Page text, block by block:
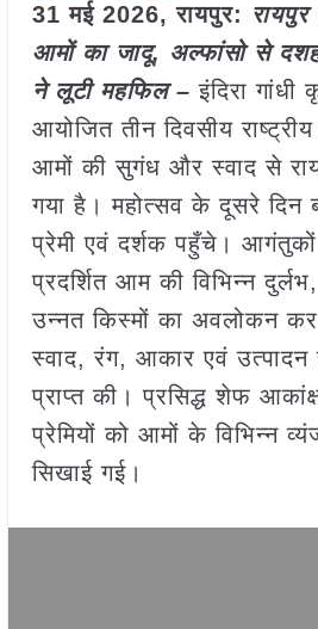
31 मई 2026, रायपुर:
आमों का जादू, अल्फांसो से
ने लूटी महफिल –इंदिरा गांधी
आयोजित तीन दिवसीय
आमों की सुगंध और स्वाद से
गया है। महोत्सव के दूसरे दिन
प्रेमी एवं दर्शक पहुँचे। आगंतुकों
प्रदर्शित आम की विभिन्न
उन्नत किस्मों का अवलोकन
स्वाद, रंग, आकार एवं उत्पादन
प्राप्त की। प्रसिद्ध शेफ
प्रेमियों को आमों के विभिन्न
सिखाई गई।